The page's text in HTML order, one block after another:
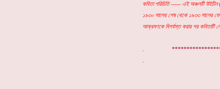
কবিতা পরিচিতি ----- এই অঞ্চলটি উইচীন
১৯৩০ সালের শেষ থেকে ১৯৩৩ সালের
আক্রমণকে বিপর্যস্ত করার পর কবিতাটি
.